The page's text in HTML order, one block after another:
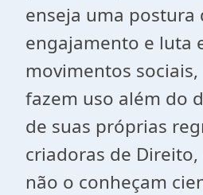
enseja uma postura
engajamento e luta
movimentos
fazem uso além do
de suas próprias
criadoras de
não o conheçam